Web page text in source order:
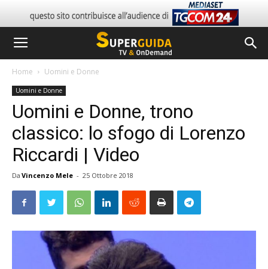
Home Uomini e Donne
Uomini e Donne
Uomini e Donne, trono
classico: lo sfogo di Lorenzo
Riccardi | Video
Da Vincenzo Mele - 25 Ottobre 2018